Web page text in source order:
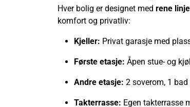
Hver bolig er designet med rene
komfort og privatliv:
Kjeller: Privat garasje med
Første etasje: Åpen stue- og
Andre etasje: 2 soverom, 1
Takterrasse: Egen takterrasse